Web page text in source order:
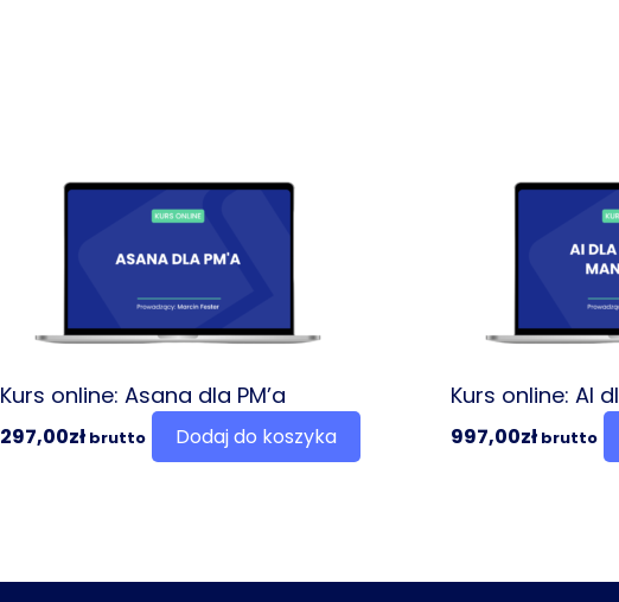
Kurs online: Asana dla PM’a
297,00zł brutto Dodaj do koszyka
Kurs online: AI
997,00zł brutto